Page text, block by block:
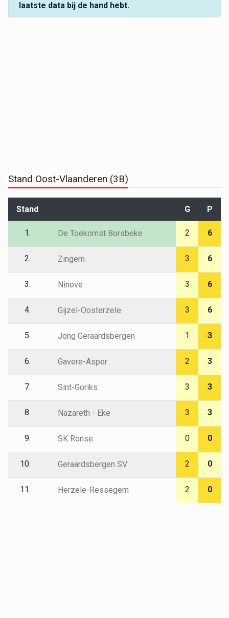
laatste data bij de hand hebt.
Stand Oost-Vlaanderen (3B)
Stand G P
1. De Toekomst Borsbeke 2 6
2. Zingem 3 6
3. Ninove 3 6
4. Gijzel-Oosterzele 3 6
5. Jong Geraardsbergen 1 3
6. Gavere-Asper 2 3
7. Sint-Goriks 3 3
8. Nazareth - Eke 3 3
9. SK Ronse 0 0
10. Geraardsbergen SV 2 0
11. Herzele-Ressegem 2 0